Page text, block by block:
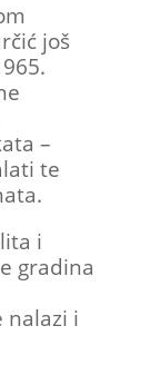
još
–
te
i
gradina
nalazi i